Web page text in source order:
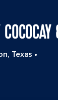
Texas •